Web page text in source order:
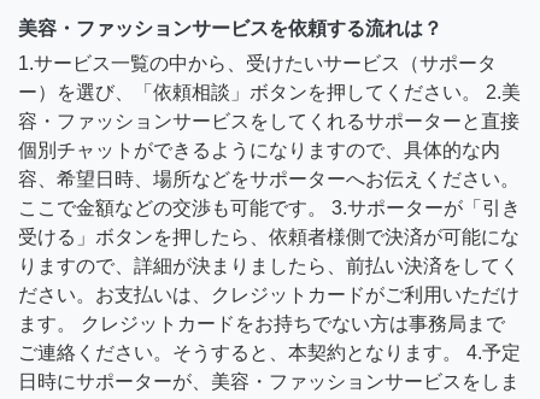
美容・ファッションサービスを依頼する流れは？
1.サービス一覧の中から、受けたいサービス（サポータ
ー）を選び、「依頼相談」ボタンを押してください。 2.美
容・ファッションサービスをしてくれるサポーターと直接
個別チャットができるようになりますので、具体的な内
容、希望日時、場所などをサポーターへお伝えください。
ここで金額などの交渉も可能です。 3.サポーターが「引き
受ける」ボタンを押したら、依頼者様側で決済が可能にな
りますので、詳細が決まりましたら、前払い決済をしてく
ださい。お支払いは、クレジットカードがご利用いただけ
ます。 クレジットカードをお持ちでない方は事務局まで
ご連絡ください。そうすると、本契約となります。 4.予定
日時にサポーターが、美容・ファッションサービスをしま